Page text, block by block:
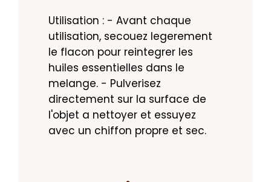
Utilisation : - Avant chaque
utilisation, secouez legerement
le flacon pour reintegrer les
huiles essentielles dans le
melange. - Pulverisez
directement sur la surface de
l'objet a nettoyer et essuyez
avec un chiffon propre et sec.